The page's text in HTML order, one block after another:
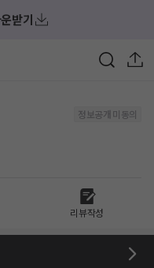
받기
정보공개 미동의
리뷰작성